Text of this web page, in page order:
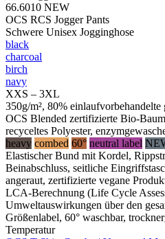
66.6010 NEW
OCS RCS Jogger Pants
Schwere Unisex Jogginghose
black
charcoal
birch
navy
XXS – 3XL
350g/m², 80% einlaufvorbehandelte
OCS Blended zertifizierte Bio-
recyceltes Polyester,
heavy combed 60° neutral label
Elastischer Bund mit Kordel,
Beinabschluss, seitliche
angeraut, zertifizierte vegane
LCA-Berechnung (Life Cycle
Umweltauswirkungen über den
Größenlabel, 60° waschbar,
Temperatur